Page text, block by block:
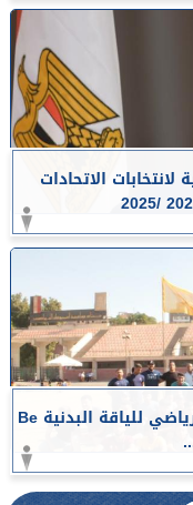
الاتحادات
جامعة أسيوط تشهد انطلاق ”اللقاء الرياضي للياقة البدنية Be